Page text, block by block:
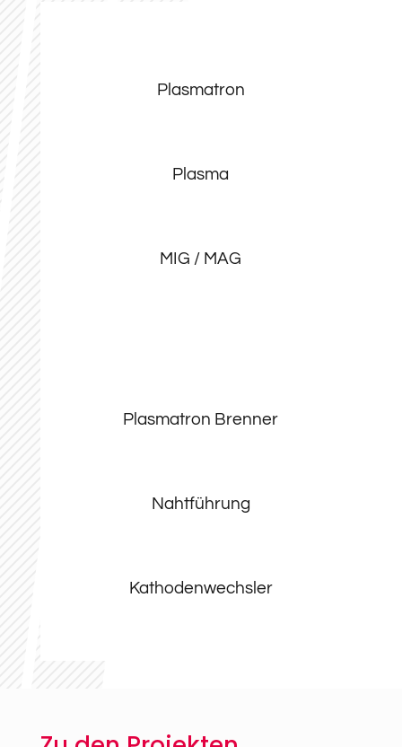
Plasmatron
Plasma
MIG / MAG
Plasmatron Brenner
Nahtführung
Kathodenwechsler